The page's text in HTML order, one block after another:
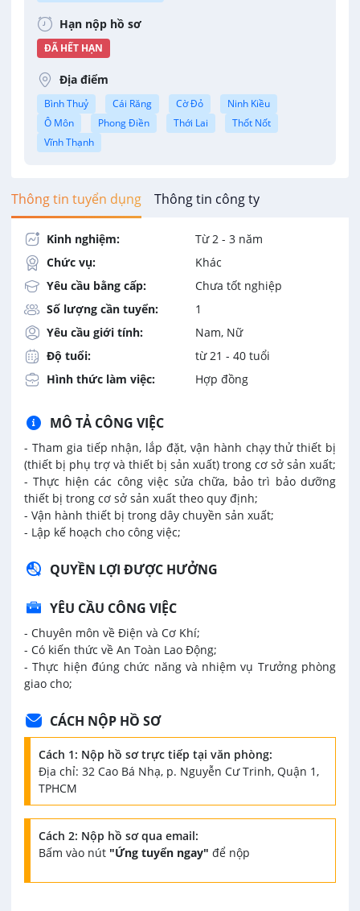
Hạn nộp hồ sơ
ĐÃ HẾT HẠN
Địa điểm
Bình Thuỷ Cái Răng Cờ Đỏ
Ninh Kiều
Ô Môn
Phong Điền Thới Lai
Thốt Nốt
Vĩnh Thạnh
Thông tin tuyển dụng Thông tin công ty
Kinh nghiệm:
Từ 2 - 3 năm
Chức vụ:
Khác
Yêu cầu bằng cấp:
Chưa tốt nghiệp
Số lượng cần tuyển:
1
Yêu cầu giới tính:
Nam, Nữ
Độ tuổi:
từ 21 - 40 tuổi
Hình thức làm việc:
Hợp đồng
MÔ TẢ CÔNG VIỆC
- Tham gia tiếp nhận, lắp đặt, vận hành chạy thử thiết bị
(thiết bị phụ trợ và thiết bị sản xuất) trong cơ sở sản xuất;
- Thực hiện các công việc sửa chữa, bảo trì bảo dưỡng
thiết bị trong cơ sở sản xuất theo quy định;
- Vận hành thiết bị trong dây chuyền sản xuất;
- Lập kế hoạch cho công việc;
QUYỀN LỢI ĐƯỢC HƯỞNG
YÊU CẦU CÔNG VIỆC
- Chuyên môn về Điện và Cơ Khí;
- Có kiến thức về An Toàn Lao Động;
- Thực hiện đúng chức năng và nhiệm vụ Trưởng phòng
giao cho;
CÁCH NỘP HỒ SƠ
Cách 1: Nộp hồ sơ trực tiếp tại văn phòng:
Địa chỉ: 32 Cao Bá Nhạ, p. Nguyễn Cư Trinh, Quận 1,
TPHCM
Cách 2: Nộp hồ sơ qua email:
Bấm vào nút "Ứng tuyển ngay" để nộp